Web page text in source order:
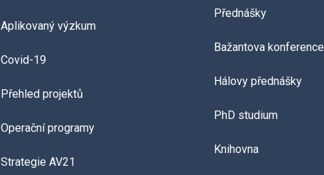
Aplikovaný výzkum
Covid-19
Přehled projektů
Operační programy
Strategie AV21
Přednášky
Bažantova konference
Hálovy přednášky
PhD studium
Knihovna